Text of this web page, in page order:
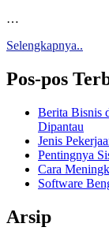
…
Selengkapnya..
Pos-pos
Berita Bisnis
Dipantau
Jenis
Pentingnya
Cara
Software
Arsip